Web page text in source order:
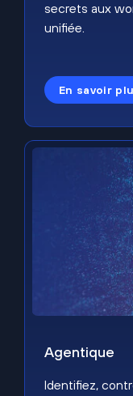
secrets aux
unifiée.
En savoir
Agentique
Identifiez,